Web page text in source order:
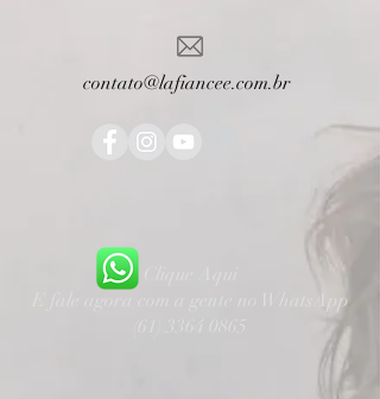
contato@lafiancee.com.br
E fale agora com a gente no WhatsApp